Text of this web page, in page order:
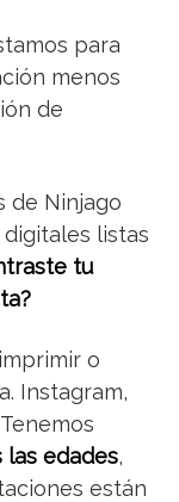
para
menos
de
de Ninjago
listas
tu
o
Instagram,
las edades,
están